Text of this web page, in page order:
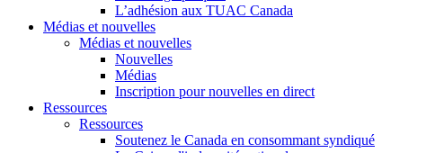
L’adhésion aux TUAC Canada
Médias et nouvelles
Médias et nouvelles
Nouvelles
Médias
Inscription pour nouvelles en direct
Ressources
Ressources
Soutenez le Canada en consommant syndiqué